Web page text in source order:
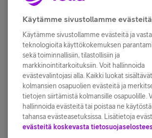
Käytämme sivustollamme evästeitä
Käytämme sivustollamme evästeitä ja
teknologioita käyttökokemuksen
sekä toiminnallisiin, tilastollisiin ja
markkinointitarkoituksiin. Voit hallinnoida
evästevalintojasi alla. Kaikki luokat sisältävät
kolmansien osapuolien evästeitä ja
tietojen siirtämistä kolmansille osapuolille.
hallinnoida evästeitä tai poistaa ne
tahansa evästeasetuksissa. Lisätietoja
evästeitä koskevasta